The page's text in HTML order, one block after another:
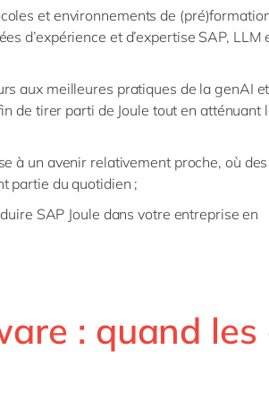
et environnements de
d’expérience et d’expertise SAP, LLM
aux meilleures pratiques de la genAI
de tirer parti de Joule tout en atténuant
à un avenir relativement proche, où des
partie du quotidien ;
SAP Joule dans votre entreprise en
: quand